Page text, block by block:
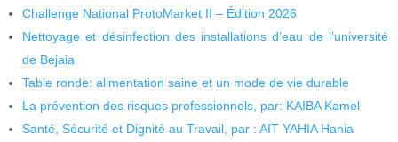
Challenge National ProtoMarket II – Édition 2026
Nettoyage et désinfection des installations d’eau de l’université
de Bejaia
Table ronde: alimentation saine et un mode de vie durable
La prévention des risques professionnels, par: KAIBA Kamel
Santé, Sécurité et Dignité au Travail, par : AIT YAHIA Hania